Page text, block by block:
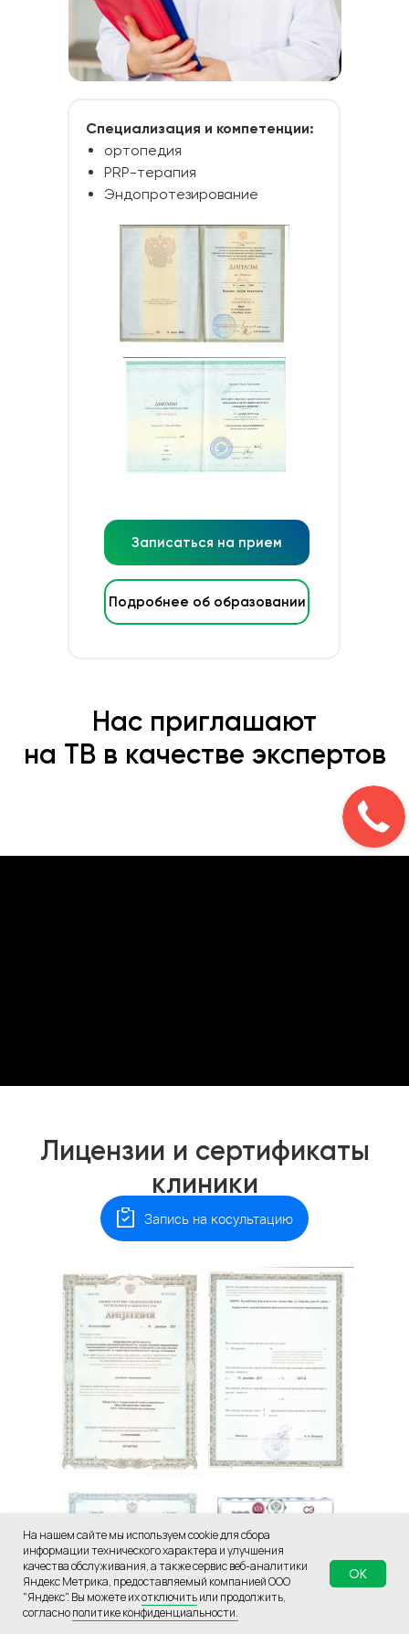
Специализация и компетенции:
ортопедия
PRP-терапия
Эндопротезирование
Записаться на прием
Подробнее об образовании
Нас приглашают
на ТВ в качестве экспертов
Лицензии и сертификаты
клиники
На нашем сайте мы используем cookie для сбора
информации технического характера и улучшения
качества обслуживания, а также сервис веб-аналитики
Яндекс Метрика, предоставляемый компанией ООО
"Яндекс". Вы можете ихотключитьили продолжить,
согласнополитике конфиденциальности.
OK